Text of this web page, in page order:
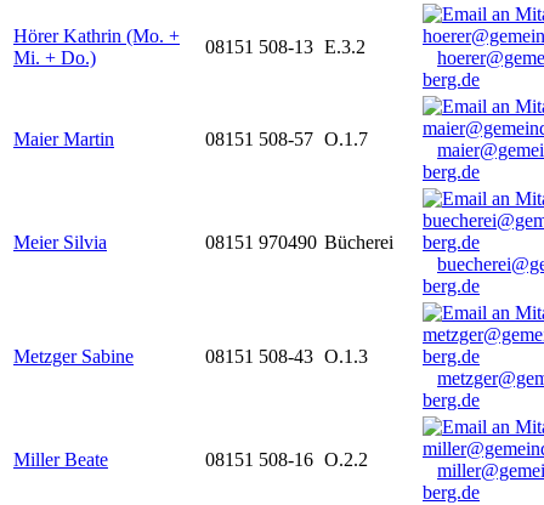
Hörer Kathrin (Mo. +
Mi. + Do.)
08151 508-13 E.3.2
berg.de
Maier Martin 08151 508-57 O.1.7
berg.de
Meier Silvia 08151 970490 Bücherei
berg.de
Metzger Sabine 08151 508-43 O.1.3
berg.de
Miller Beate 08151 508-16 O.2.2
berg.de